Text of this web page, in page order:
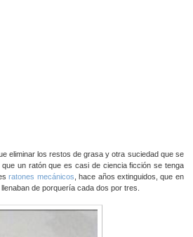
eliminar los restos de grasa y otra suciedad que se
un ratón que es casi de ciencia ficción se tenga
ratones mecánicos , hace años extinguidos, que en
de porquería cada dos por tres.